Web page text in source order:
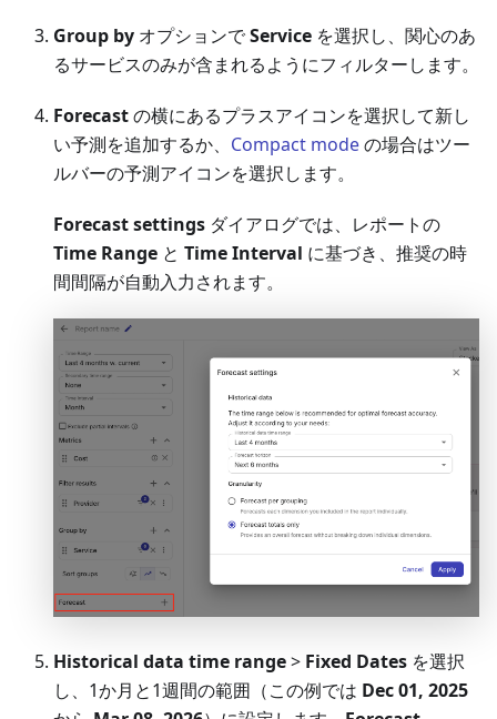
Group by オプションでService を選択し、関心のあ
るサービスのみが含まれるようにフィルターします。
Forecastの横にあるプラスアイコンを選択して新し
い予測を追加するか、 Compact modeの場合はツー
ルバーの予測アイコンを選択します。
Forecast settings ダイアログでは、レポートの
Time Range と Time Interval に基づき、推奨の時
間間隔が自動入力されます。
Historical data time range> Fixed Dates を選択
し、1か月と1週間の範囲（この例では Dec 01, 2025